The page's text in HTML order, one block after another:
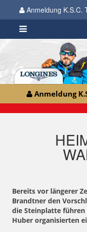
Anmeldung K.S.C.
Anmeldung
Bereits vor längerer
Brandtner den
die Steinplatte
Huber organisierten